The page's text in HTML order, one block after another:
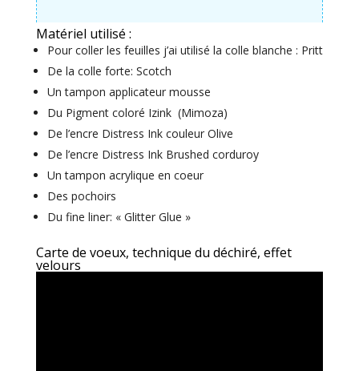
Matériel utilisé :
Pour coller les feuilles j’ai utilisé la colle blanche : Pritt
De la colle forte: Scotch
Un tampon applicateur mousse
Du Pigment coloré Izink (Mimoza)
De l’encre Distress Ink couleur Olive
De l’encre Distress Ink Brushed corduroy
Un tampon acrylique en coeur
Des pochoirs
Du fine liner: « Glitter Glue »
Carte de voeux, technique du déchiré, effet
velours